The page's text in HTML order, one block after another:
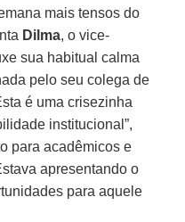
mais tensos do
Dilma, o vice-
sua habitual calma
pelo seu colega de
é uma crisezinha
institucional”,
para acadêmicos e
apresentando o
para aquele